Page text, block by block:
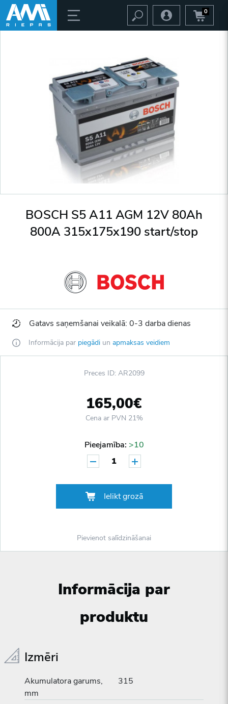
0
BOSCH S5 A11 AGM 12V 80Ah
800A 315x175x190 start/stop
Gatavs saņemšanai veikalā: 0-3 darba dienas
Informācija par piegādi un apmaksas veidiem
Preces ID: AR2099
165,00€
Cena ar PVN 21%
Pieejamība: >10
1
Ielikt grozā
Pievienot salīdzināšanai
Informācija par
produktu
Izmēri
Akumulatora garums,
mm
315